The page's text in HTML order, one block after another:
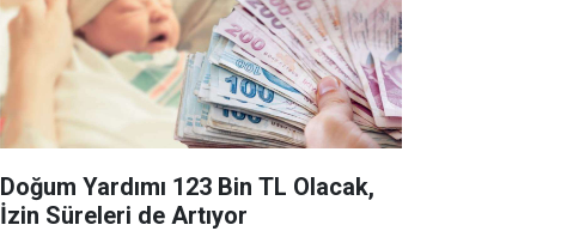
Doğum Yardımı 123 Bin TL Olacak,
İzin Süreleri de Artıyor